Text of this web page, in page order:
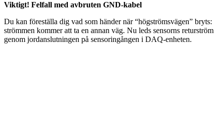
Viktigt! Felfall med avbruten GND-kabel
Du kan föreställa dig vad som händer när “högströmsvägen” bryts:
strömmen kommer att ta en annan väg. Nu leds sensorns returström
genom jordanslutningen på sensoringången i DAQ-enheten.